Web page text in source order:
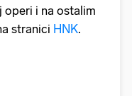
operi i na ostalim
stranici HNK.